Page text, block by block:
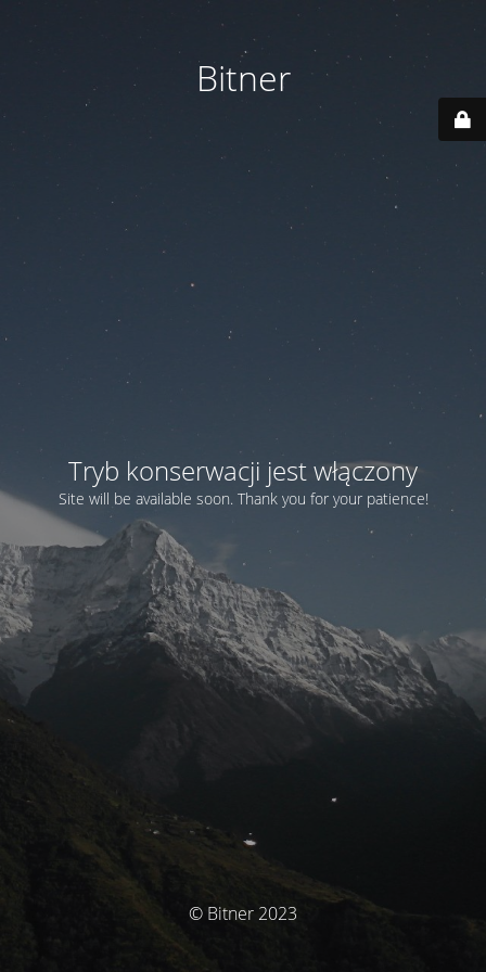
Bitner
Tryb konserwacji jest włączony
Site will be available soon. Thank you for your patience!
© Bitner 2023